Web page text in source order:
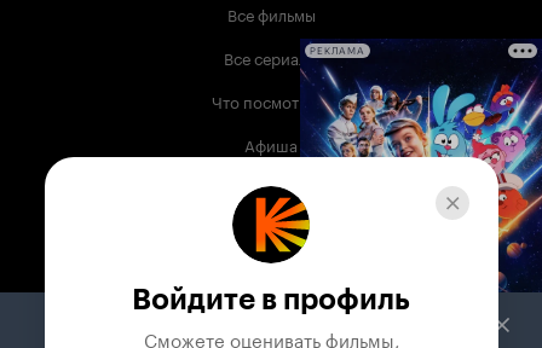
Все фильмы
Все сериалы
Что посмотреть
Афиша
Музыка
Телепрограмма
Служба поддержки
РЕКЛАМА
Войдите в профиль
Сможете оценивать фильмы,